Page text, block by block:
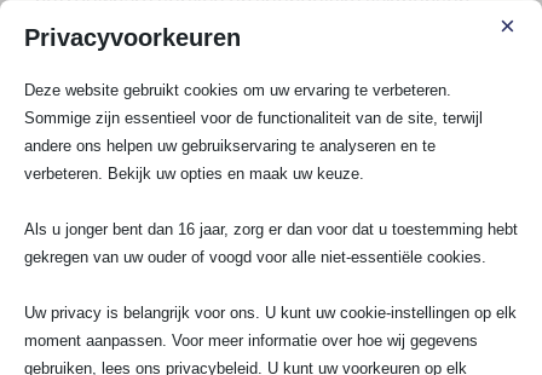
Controle en oplevering met garantie
: We ronden
werk.
Voorbeelden van installaties en
elektrische oplossingen in Loenen aan de
In onze historie hebben we uiteenlopende opdrachten
uitgevoerd in Loenen aan de Vecht:
Complete meterkastvervanging bij
monumentale villa aan de Vecht: Oude
Privacyvoorkeuren ×
Deze website gebruikt cookies om uw ervaring te verbeteren.
Sommige zijn essentieel voor de functionaliteit van de site, terwijl
andere ons helpen uw gebruikservaring te analyseren en te
verbeteren. Bekijk uw opties en maak uw keuze.
Als u jonger bent dan 16 jaar, zorg er dan voor dat u toestemming hebt
gekregen van uw ouder of voogd voor alle niet-essentiële cookies.
Uw privacy is belangrijk voor ons. U kunt uw cookie-instellingen op elk
moment aanpassen. Voor meer informatie over hoe wij gegevens
gebruiken, lees ons privacybeleid. U kunt uw voorkeuren op elk